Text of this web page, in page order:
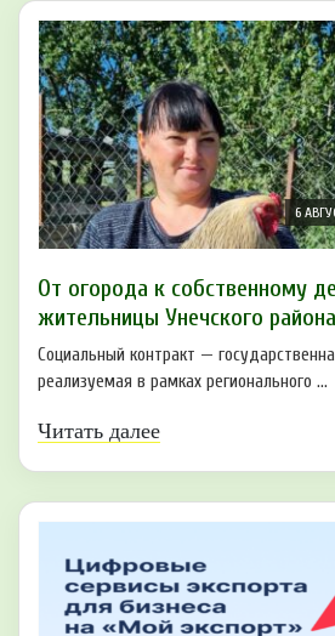
6
От огорода к собственному
жительницы Унечского района
Социальный контракт —
реализуемая в рамках регионального ...
Читать далее